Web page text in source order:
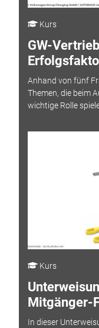
Kurs
GW-
Anhand von fünf
Themen, die beim
wichtige Rolle
Kurs
Mitgänger-
In dieser